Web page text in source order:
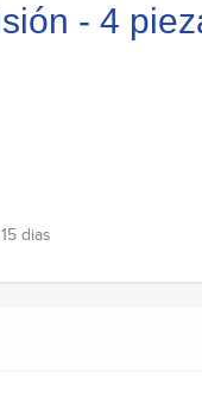
- 4
dias